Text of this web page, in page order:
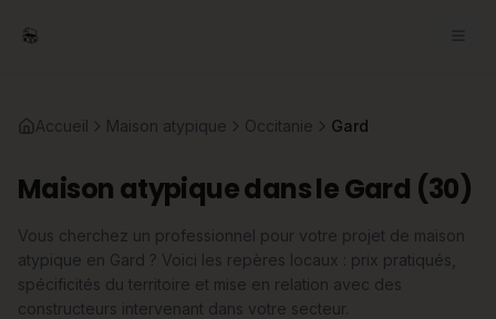
Accueil Maison atypique Occitanie Gard
Maison atypique dans le Gard (30)
Vous cherchez un professionnel pour votre projet de maison
atypique en Gard ? Voici les repères locaux : prix pratiqués,
spécificités du territoire et mise en relation avec des
constructeurs intervenant dans votre secteur.